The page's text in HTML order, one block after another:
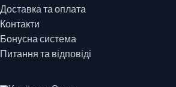
Доставка та оплата
Контакти
Бонусна система
Питання та відповіді